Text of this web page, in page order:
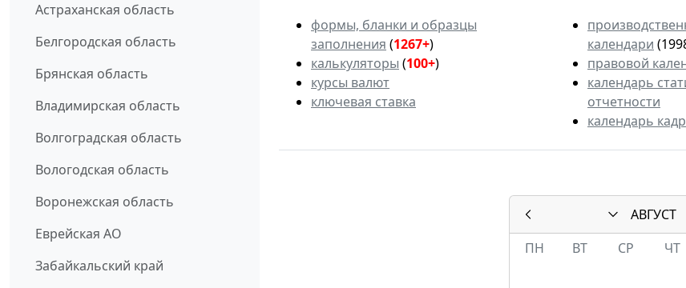
Астраханская область
Белгородская область
Брянская область
Владимирская область
Волгоградская область
Вологодская область
Воронежская область
Еврейская АО
Забайкальский край
формы, бланки и образцы
заполнения (1267+)
калькуляторы (100+)
курсы валют
ключевая ставка
календари
правовой
календарь
отчетности
календарь
АВГУСТ
ПН
ВТ СР ЧТ